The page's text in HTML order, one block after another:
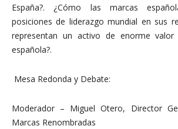
España?. ¿Cómo las marcas
posiciones de liderazgo mundial en sus
representan un activo de enorme
española?.
Mesa Redonda y Debate:
Moderador – Miguel Otero, Director
Marcas Renombradas